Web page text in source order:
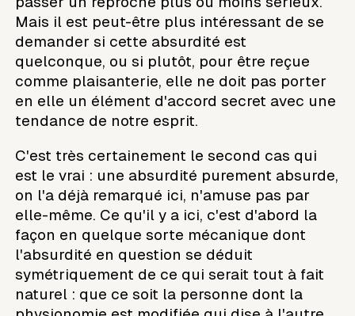
Mais il est peut-être plus intéressant de se
demander si cette absurdité est
quelconque, ou si plutôt, pour être reçue
comme plaisanterie, elle ne doit pas porter
en elle un élément d'accord secret avec une
tendance de notre esprit.
C'est très certainement le second cas qui
est le vrai : une absurdité purement absurde,
on l'a déjà remarqué ici, n'amuse pas par
elle-même. Ce qu'il y a ici, c'est d'abord la
façon en quelque sorte mécanique dont
l'absurdité en question se déduit
symétriquement de ce qui serait tout à fait
naturel : que ce soit la personne dont la